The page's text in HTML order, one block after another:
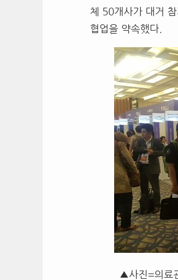
체 50개사가 대거 참
협업을 약속했다
▲사진=의료